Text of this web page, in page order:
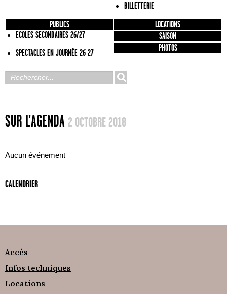
BILLETTERIE
PUBLICS
ECOLES SECONDAIRES 26/27
SPECTACLES EN JOURNÉE 26 27
LOCATIONS
SAISON
PHOTOS
SUR L’AGENDA 2 OCTOBRE 2018
Aucun événement
CALENDRIER
Accès
Infos techniques
Locations